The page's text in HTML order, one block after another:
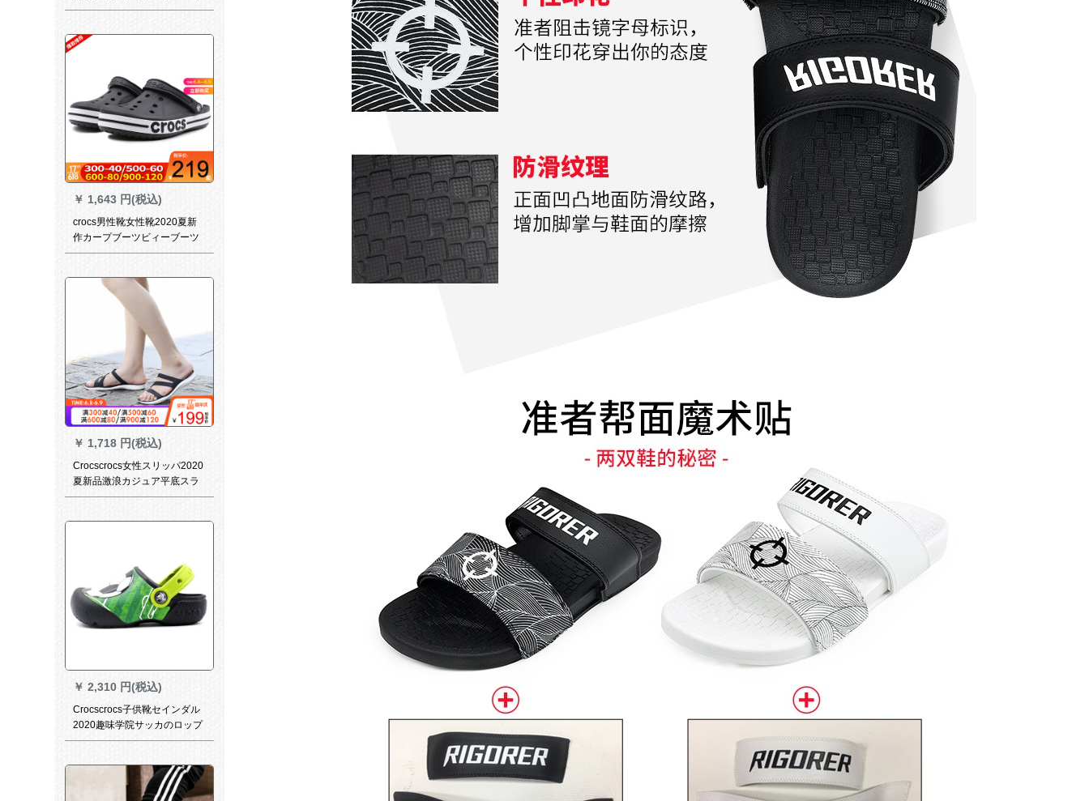
夏新作ファンシー・ロール男
￥ 1,643 円(税込)
crocs男性靴女性靴2020夏新
作カープブーツビィーブーツ
軽便で通気性滑り止めパンケ
スケースケースホールブーツ
￥ 1,718 円(税込)
Crocscrocs女性スリッパ2020
夏新品激浪カジュア平底スラ
ッパー女性耐摩耗性サンダー
￥ 2,310 円(税込)
Crocscrocs子供靴セインダル
2020趣味学院サッカのロップ
のスポットライト20514-001/